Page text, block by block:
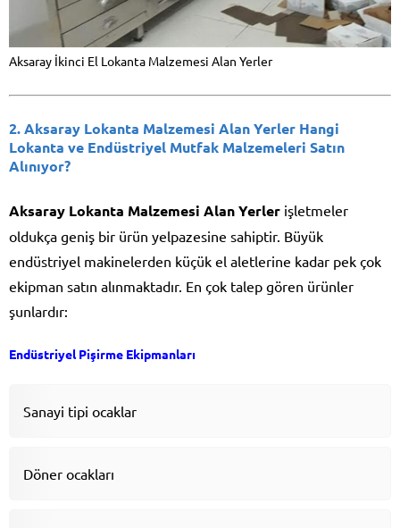
Aksaray İkinci El Lokanta Malzemesi Alan Yerler
2. Aksaray Lokanta Malzemesi Alan Yerler Hangi
Lokanta ve Endüstriyel Mutfak Malzemeleri Satın
Alınıyor?
Aksaray Lokanta Malzemesi Alan Yerler işletmeler
oldukça geniş bir ürün yelpazesine sahiptir. Büyük
endüstriyel makinelerden küçük el aletlerine kadar pek çok
ekipman satın alınmaktadır. En çok talep gören ürünler
şunlardır:
Endüstriyel Pişirme Ekipmanları
Sanayi tipi ocaklar
Döner ocakları